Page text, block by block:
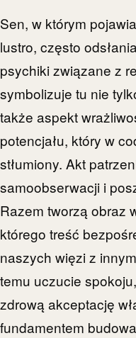
Sen, w którym
lustro, często
psychiki związane z
symbolizuje tu nie
także aspekt
potencjału, który w
stłumiony. Akt
samoobserwacji i
Razem tworzą obraz
którego treść
naszych więzi z
temu uczucie
zdrową akceptację
fundamentem